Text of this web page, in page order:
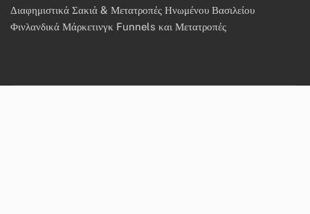
Διαφημιστικά Σακιά & Μετατροπές Ηνωμένου Βασιλείου
Φινλανδικά Μάρκετινγκ Funnels και Μετατροπές